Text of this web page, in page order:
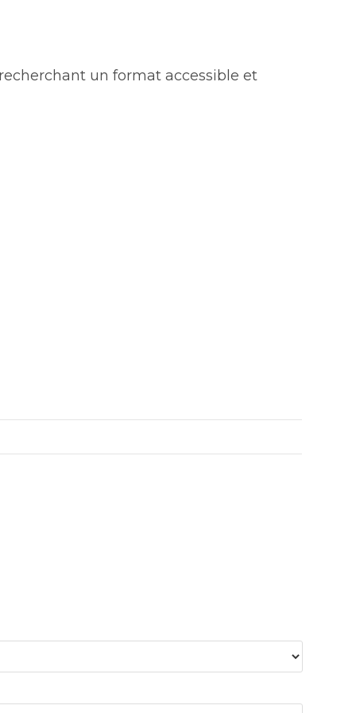
un format accessible et